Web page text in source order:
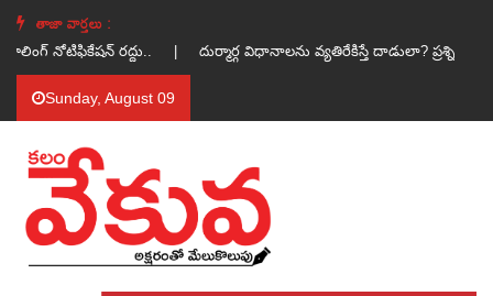
తాజా వార్తలు :
నోటిఫికేషన్ రద్దు.. | దుర్మార్గ విధానాలను వ్యతిరేకిస్తే దాడులా?
Sunday, August 09